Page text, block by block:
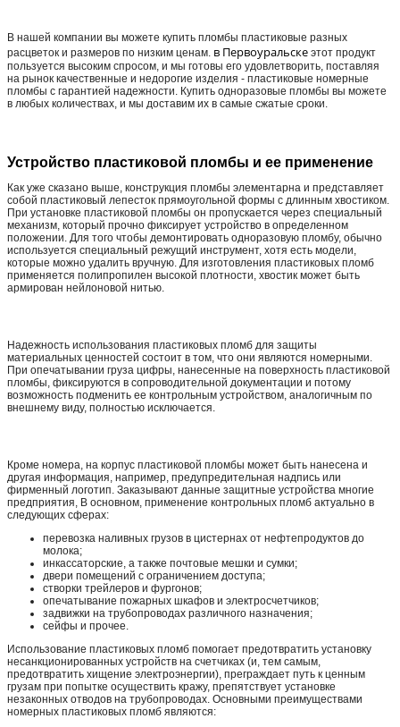
В нашей компании вы можете купить пломбы пластиковые разных
расцветок и размеров по низким ценам. в Первоуральске этот продукт
пользуется высоким спросом, и мы готовы его удовлетворить, поставляя
на рынок качественные и недорогие изделия - пластиковые номерные
пломбы с гарантией надежности. Купить одноразовые пломбы вы можете
в любых количествах, и мы доставим их в самые сжатые сроки.
Устройство пластиковой пломбы и ее применение
Как уже сказано выше, конструкция пломбы элементарна и представляет
собой пластиковый лепесток прямоугольной формы с длинным хвостиком.
При установке пластиковой пломбы он пропускается через специальный
механизм, который прочно фиксирует устройство в определенном
положении. Для того чтобы демонтировать одноразовую пломбу, обычно
используется специальный режущий инструмент, хотя есть модели,
которые можно удалить вручную. Для изготовления пластиковых пломб
применяется полипропилен высокой плотности, хвостик может быть
армирован нейлоновой нитью.
Надежность использования пластиковых пломб для защиты
материальных ценностей состоит в том, что они являются номерными.
При опечатывании груза цифры, нанесенные на поверхность пластиковой
пломбы, фиксируются в сопроводительной документации и потому
возможность подменить ее контрольным устройством, аналогичным по
внешнему виду, полностью исключается.
Кроме номера, на корпус пластиковой пломбы может быть нанесена и
другая информация, например, предупредительная надпись или
фирменный логотип. Заказывают данные защитные устройства многие
предприятия, В основном, применение контрольных пломб актуально в
следующих сферах:
перевозка наливных грузов в цистернах от нефтепродуктов до
молока;
инкассаторские, а также почтовые мешки и сумки;
двери помещений с ограничением доступа;
створки трейлеров и фургонов;
опечатывание пожарных шкафов и электросчетчиков;
задвижки на трубопроводах различного назначения;
сейфы и прочее.
Использование пластиковых пломб помогает предотвратить установку
несанкционированных устройств на счетчиках (и, тем самым,
предотвратить хищение электроэнергии), преграждает путь к ценным
грузам при попытке осуществить кражу, препятствует установке
незаконных отводов на трубопроводах. Основными преимуществами
номерных пластиковых пломб являются: